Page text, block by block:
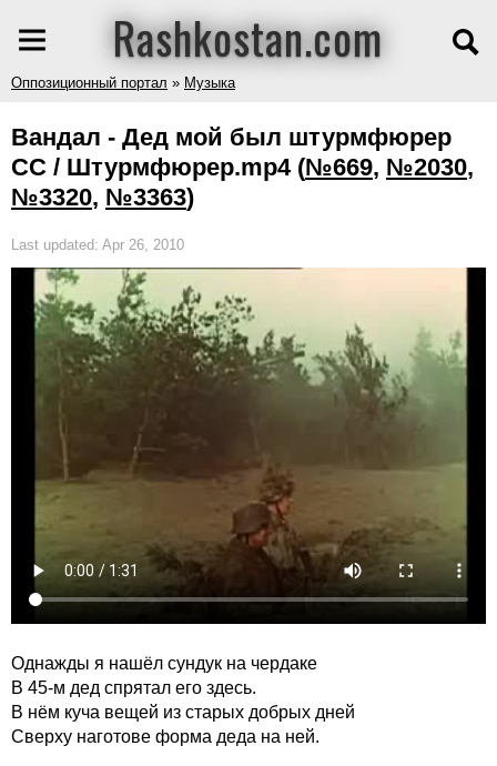
Rashkostan.com
Оппозиционный портал » Музыка
Вандал - Дед мой был штурмфюрер
СС / Штурмфюрер.mp4 (№669, №2030,
№3320, №3363)
Last updated: Apr 26, 2010
Однажды я нашёл сундук на чердаке
В 45-м дед спрятал его здесь.
В нём куча вещей из старых добрых дней
Cверху наготове форма деда на ней.